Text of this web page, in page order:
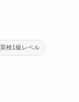
英検1級レベル